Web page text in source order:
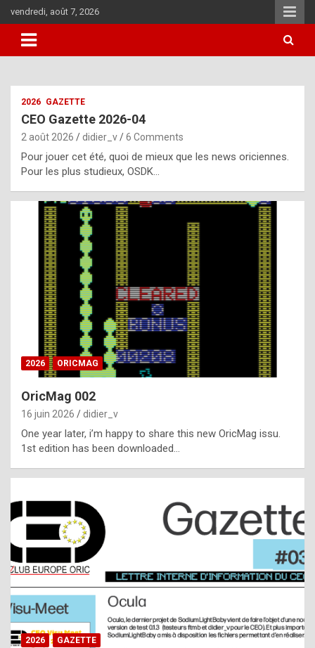
to
content
vendredi, août 7, 2026
i
u
l
y
d
i
ff
i
l
t
t
s
t
a
s
2026 GAZETTE
CEO Gazette 2026-04
2 août 2026 didier_v 6 Comments
Pour jouer cet été, quoi de mieux que les news oriciennes.
Pour les plus studieux, OSDK…
2026 ORICMAG
OricMag 002
16 juin 2026 didier_v
One year later, i’m happy to share this new OricMag issu.
1st edition has been downloaded…
2026 GAZETTE